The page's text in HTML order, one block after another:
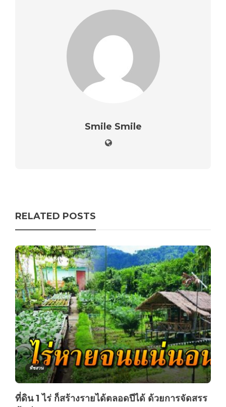
Smile Smile
RELATED POSTS
พืชสวน
ที่ดิน 1 ไร่ ก็สร้างรายได้ตลอดปีได้ ด้วยการจัดสรร